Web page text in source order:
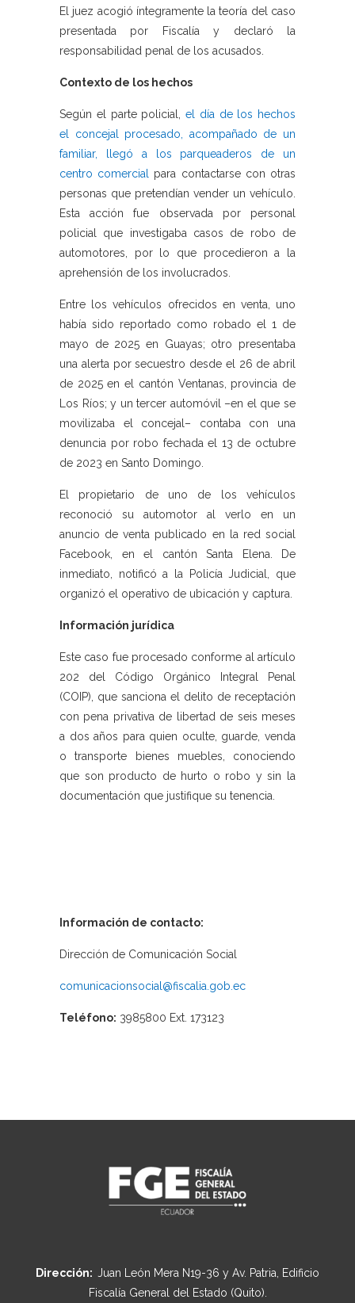
El juez acogió íntegramente la teoría del caso
presentada por Fiscalía y declaró la
responsabilidad penal de los acusados.
Contexto de los hechos
Según el parte policial, el día de los hechos
el concejal procesado, acompañado de un
familiar, llegó a los parqueaderos de un
centro comercial para contactarse con otras
personas que pretendían vender un vehículo.
Esta acción fue observada por personal
policial que investigaba casos de robo de
automotores, por lo que procedieron a la
aprehensión de los involucrados.
Entre los vehículos ofrecidos en venta, uno
había sido reportado como robado el 1 de
mayo de 2025 en Guayas; otro presentaba
una alerta por secuestro desde el 26 de abril
de 2025 en el cantón Ventanas, provincia de
Los Ríos; y un tercer automóvil –en el que se
movilizaba el concejal– contaba con una
denuncia por robo fechada el 13 de octubre
de 2023 en Santo Domingo.
El propietario de uno de los vehículos
reconoció su automotor al verlo en un
anuncio de venta publicado en la red social
Facebook, en el cantón Santa Elena. De
inmediato, notificó a la Policía Judicial, que
organizó el operativo de ubicación y captura.
Información jurídica
Este caso fue procesado conforme al artículo
202 del Código Orgánico Integral Penal
(COIP), que sanciona el delito de receptación
con pena privativa de libertad de seis meses
a dos años para quien oculte, guarde, venda
o transporte bienes muebles, conociendo
que son producto de hurto o robo y sin la
documentación que justifique su tenencia.
Información de contacto:
Dirección de Comunicación Social
comunicacionsocial@fiscalia.gob.ec
Teléfono: 3985800 Ext. 173123
Dirección: Juan León Mera N19-36 y Av. Patria, Edificio
Fiscalía General del Estado (Quito).